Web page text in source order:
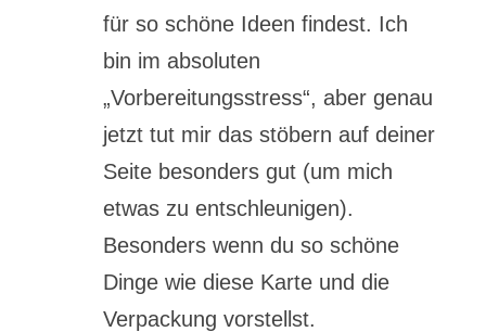
für so schöne Ideen findest. Ich
bin im absoluten
„Vorbereitungsstress“, aber genau
jetzt tut mir das stöbern auf deiner
Seite besonders gut (um mich
etwas zu entschleunigen).
Besonders wenn du so schöne
Dinge wie diese Karte und die
Verpackung vorstellst.